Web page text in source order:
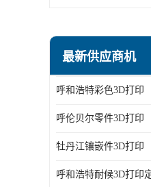
最新供应商机
呼和浩特彩色3D打印
呼伦贝尔零件3D打印
牡丹江镶嵌件3D打印
呼和浩特耐候3D打印